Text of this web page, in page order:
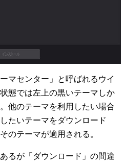
マセンター」と呼ばれるウイ
態では左上の黒いテーマしか
他のテーマを利用したい場合
たいテーマをダウンロード
のテーマが適用される。
るが「ダウンロード」の間違